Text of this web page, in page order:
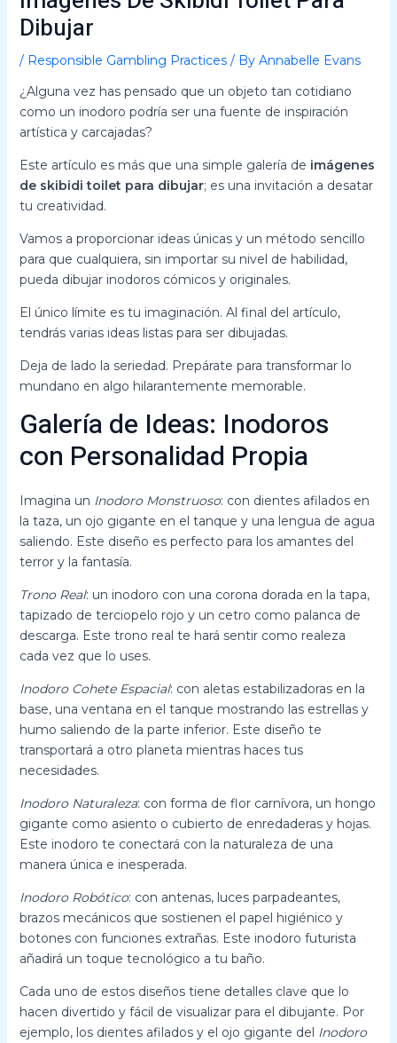
Dibujar
/ Responsible Gambling Practices/ By Annabelle Evans
¿Alguna vez has pensado que un objeto tan cotidiano
como un inodoro podría ser una fuente de inspiración
artística y carcajadas?
Este artículo es más que una simple galería de imágenes
de skibidi toilet para dibujar; es una invitación a desatar
tu creatividad.
Vamos a proporcionar ideas únicas y un método sencillo
para que cualquiera, sin importar su nivel de habilidad,
pueda dibujar inodoros cómicos y originales.
El único límite es tu imaginación. Al final del artículo,
tendrás varias ideas listas para ser dibujadas.
Deja de lado la seriedad. Prepárate para transformar lo
mundano en algo hilarantemente memorable.
Galería de Ideas: Inodoros
con Personalidad Propia
Imagina un Inodoro Monstruoso: con dientes afilados en
la taza, un ojo gigante en el tanque y una lengua de agua
saliendo. Este diseño es perfecto para los amantes del
terror y la fantasía.
Trono Real: un inodoro con una corona dorada en la tapa,
tapizado de terciopelo rojo y un cetro como palanca de
descarga. Este trono real te hará sentir como realeza
cada vez que lo uses.
Inodoro Cohete Espacial: con aletas estabilizadoras en la
base, una ventana en el tanque mostrando las estrellas y
humo saliendo de la parte inferior. Este diseño te
transportará a otro planeta mientras haces tus
necesidades.
Inodoro Naturaleza: con forma de flor carnívora, un hongo
gigante como asiento o cubierto de enredaderas y hojas.
Este inodoro te conectará con la naturaleza de una
manera única e inesperada.
Inodoro Robótico: con antenas, luces parpadeantes,
brazos mecánicos que sostienen el papel higiénico y
botones con funciones extrañas. Este inodoro futurista
añadirá un toque tecnológico a tu baño.
Cada uno de estos diseños tiene detalles clave que lo
hacen divertido y fácil de visualizar para el dibujante. Por
ejemplo, los dientes afilados y el ojo gigante del Inodoro